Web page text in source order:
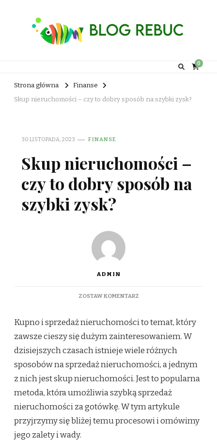
0
Strona główna
Finanse
Skup nieruchomości – czy to dobry sposób na szybki zysk?
30 LISTOPADA, 2023 FINANSE
Skup nieruchomości –
czy to dobry sposób na
szybki zysk?
ADMIN
ZOSTAW KOMENTARZDO
–
DOBRY
SPOSÓB
NA
SZYBKI
Kupno i sprzedaż nieruchomości to temat, który
zawsze cieszy się dużym zainteresowaniem. W
dzisiejszych czasach istnieje wiele różnych
sposobów na sprzedaż nieruchomości, a jednym
z nich jest skup nieruchomości. Jest to popularna
metoda, która umożliwia szybką sprzedaż
nieruchomości za gotówkę. W tym artykule
przyjrzymy się bliżej temu procesowi i omówimy
jego zalety i wady.